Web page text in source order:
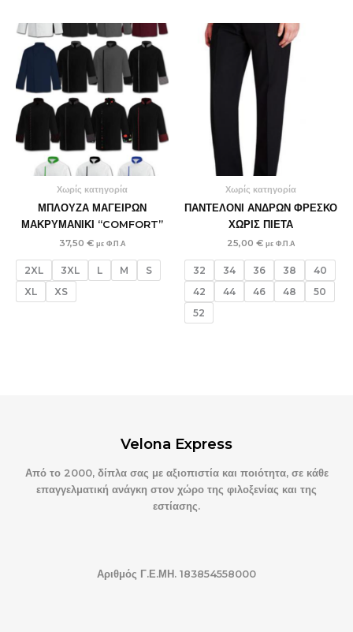
Χωρίς κατηγορία
ΜΠΛΟΥΖΑ ΜΑΓΕΙΡΩΝ
ΜΑΚΡΥΜΑΝΙΚΙ “COMFORT”
37,50 € με Φ.Π.Α
2XL 3XL L M
S
XL
XS
Χωρίς κατηγορία
ΠΑΝΤΕΛΟΝΙ ΑΝΔΡΩΝ ΦΡΕΣΚΟ
ΧΩΡΙΣ ΠΙΕΤΑ
25,00 € με Φ.Π.Α
32 34 36 38
40
42
44 46 48
50
52
Velona Express
Από το 2000, δίπλα σας με αξιοπιστία και ποιότητα, σε κάθε
επαγγελματική ανάγκη στον χώρο της φιλοξενίας και της
εστίασης.
Αριθμός Γ.Ε.ΜΗ. 183854558000